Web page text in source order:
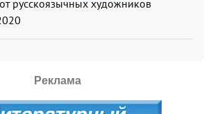
русскоязычных художников
Реклама